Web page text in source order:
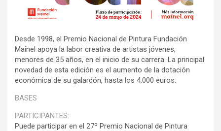
Desde 1998, el Premio Nacional de Pintura Fundación
Mainel apoya la labor creativa de artistas jóvenes,
menores de 35 años, en el inicio de su carrera. La principal
novedad de esta edición es el aumento de la dotación
económica de su galardón, hasta los 4.000 euros.
BASES
PARTICIPANTES:
Puede participar en el 27º Premio Nacional de Pintura